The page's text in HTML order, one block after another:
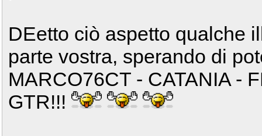
DEetto ciò aspetto qualche
parte vostra, sperando di
MARCO76CT - CATANIA -
GTR!!!